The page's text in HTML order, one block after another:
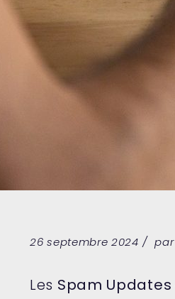
26 septembre 2024
Les Spam Updates